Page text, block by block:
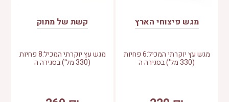
מגש פיצוחי הארץ
מגש עץ יוקרתי המכיל:6 פחיות
(330 מל') בסגירה ה
קשת של מתוק
מגש עץ יוקרתי המכיל:8 פחיות
(330 מל') בסגירה ה